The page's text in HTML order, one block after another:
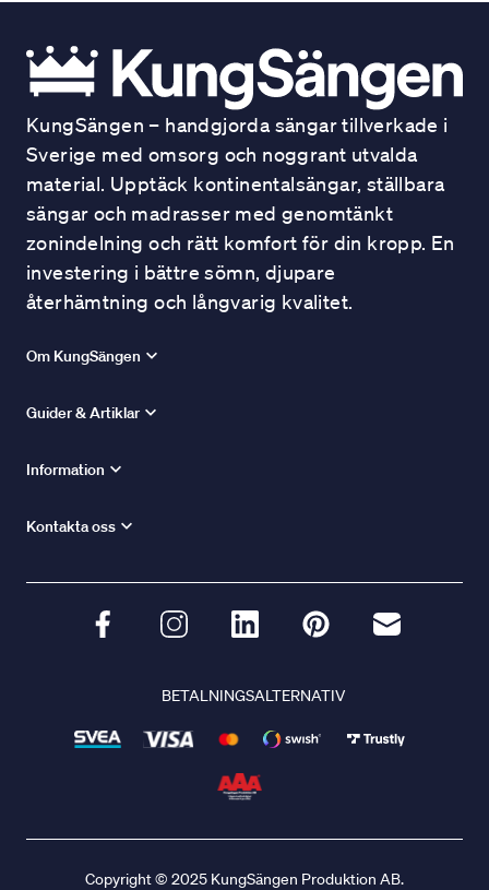
KungSängen – handgjorda sängar tillverkade i
Sverige med omsorg och noggrant utvalda
material. Upptäck kontinentalsängar, ställbara
sängar och madrasser med genomtänkt
zonindelning och rätt komfort för din kropp. En
investering i bättre sömn, djupare
återhämtning och långvarig kvalitet.
Om KungSängen
Guider & Artiklar
Information
Kontakta oss
BETALNINGSALTERNATIV
Copyright © 2025 KungSängen Produktion AB.